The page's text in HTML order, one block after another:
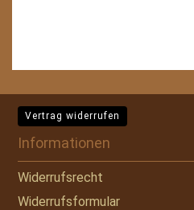
Vertrag widerrufen
Informationen
Widerrufsrecht
Widerrufsformular